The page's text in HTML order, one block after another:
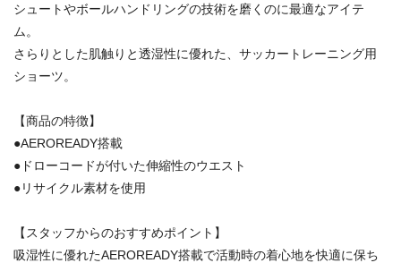
シュートやボールハンドリングの技術を磨くのに最適なアイテ
ム。
さらりとした肌触りと透湿性に優れた、サッカートレーニング用
ショーツ。
【商品の特徴】
●AEROREADY搭載
●ドローコードが付いた伸縮性のウエスト
●リサイクル素材を使用
【スタッフからのおすすめポイント】
吸湿性に優れたAEROREADY搭載で活動時の着心地を快適に保ち